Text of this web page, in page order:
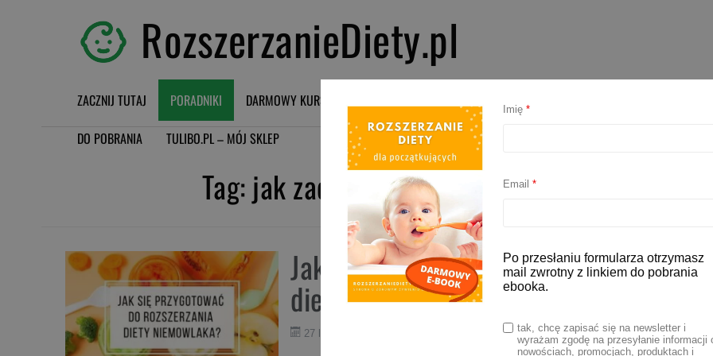
RozszerzanieDiety.pl
ZACZNIJ TUTAJ PORADNIKI DARMOWY KURS BLW
DO POBRANIA
TULIBO.PL – MÓJ SKLEP
Tag: jak zacząć rozszerzanie diety
Jak się przygotować do rozszerzania
diety?
27 lutego 2023
Imię *
Email *
Po przesłaniu formularza otrzymasz
mail zwrotny z linkiem do pobrania
ebooka.
tak, chcę zapisać się na newsletter i
wyrażam zgodę na przesyłanie informacji
nowościach, promocjach, produktach i